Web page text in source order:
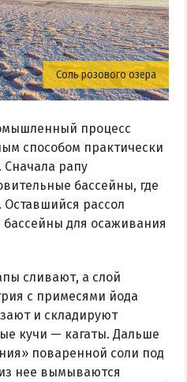
Соль розового озера
процесс
способом практически
Сначала рапу
бассейны, где
Оставшийся рассол
для осаживания
сливают, а слой
с примесями йода
и складируют
кучи — кагаты. Дальше
поваренной соли под
нее вымываются